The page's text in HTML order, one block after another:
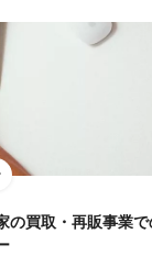
の買取・再販事業